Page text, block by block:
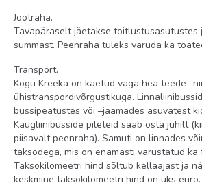
Jootraha.
Tavapäraselt jäetakse toitlustusasutustes
summast. Peenraha tuleks varuda ka
Transport.
Kogu Kreeka on kaetud väga hea teede-
ühistranspordivõrgustikuga.
bussipeatustes või –jaamades asuvatest
Kaugliinibusside pileteid saab osta juhilt
piisavalt peenraha). Samuti on linnades
taksodega, mis on enamasti varustatud ka
Taksokilomeetri hind sõltub kellaajast ja
keskmine taksokilomeetri hind on üks euro.